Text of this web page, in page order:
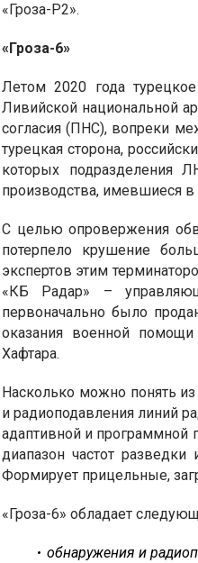
«Гроза-Р2».
« Гроза-6»
Летом 2020 года
Ливийской национальной
согласия (ПНС), вопреки
турецкая сторона,
которых подразделения
производства, имевшиеся
С целью опровержения
потерпело крушение
экспертов этим
«КБ Радар» –
первоначально было
оказания военной
Хафтара.
Насколько можно понять
и радиоподавления линий
адаптивной и
диапазон частот
Формирует прицельные,
«Гроза-6» обладает
обнаружения и